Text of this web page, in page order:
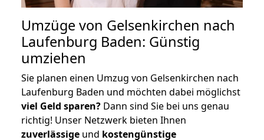
Umzüge von Gelsenkirchen nach
Laufenburg Baden: Günstig
umziehen
Sie planen einen Umzug von Gelsenkirchen nach
Laufenburg Baden und möchten dabei möglichst
viel Geld sparen? Dann sind Sie bei uns genau
richtig! Unser Netzwerk bieten Ihnen
zuverlässige und kostengünstige